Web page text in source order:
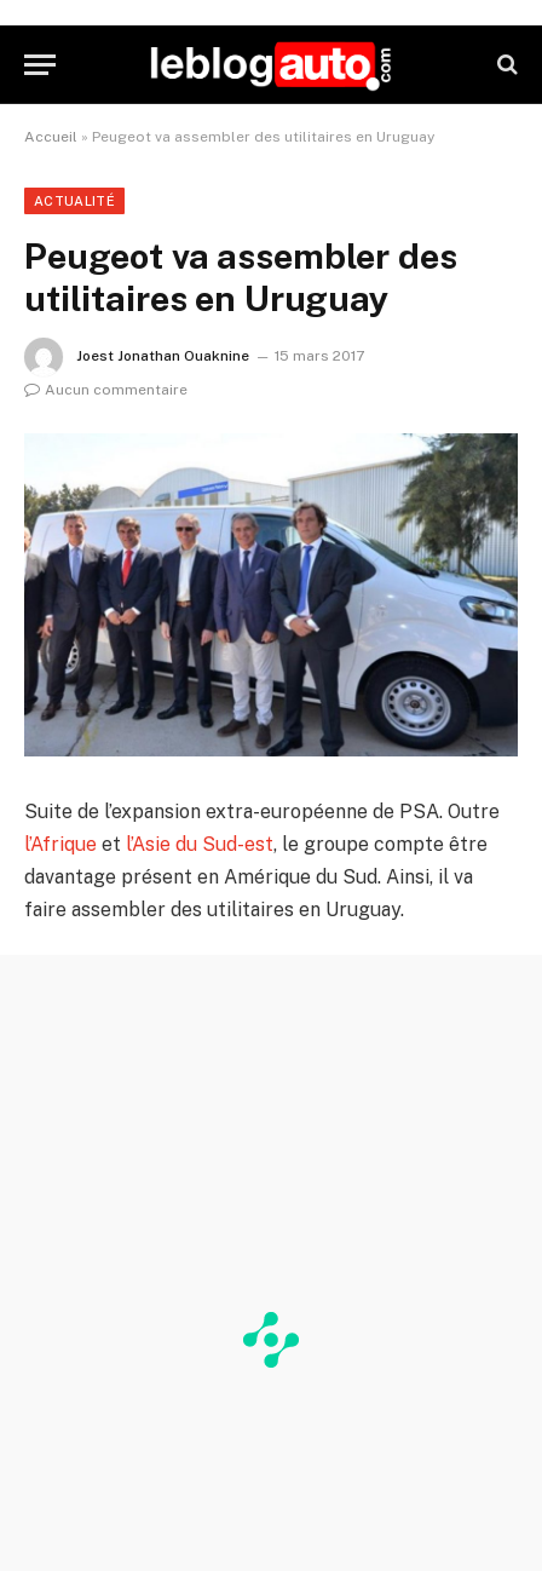
Accueil » Peugeot va assembler des utilitaires en Uruguay
ACTUALITÉ
Peugeot va assembler des
utilitaires en Uruguay
Joest Jonathan Ouaknine
15 mars 2017
Aucun commentaire
Suite de l’expansion extra-européenne de PSA. Outre
l’Afrique et l’Asie du Sud-est, le groupe compte être
davantage présent en Amérique du Sud. Ainsi, il va
faire assembler des utilitaires en Uruguay.